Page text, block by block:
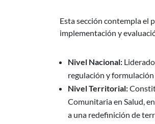
Esta sección contempla el
implementación y
Nivel Nacional:
regulación y formulación
Nivel Territorial:
Comunitaria en Salud,
a una redefinición de